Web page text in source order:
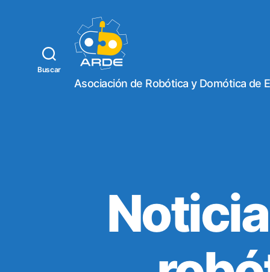
Buscar
W
e
Asociación de Robótica y Domótica de